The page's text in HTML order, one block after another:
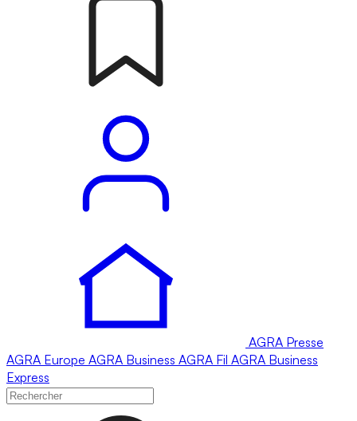
AGRA Presse
AGRA Europe AGRA Business AGRA Fil AGRA Business
Express